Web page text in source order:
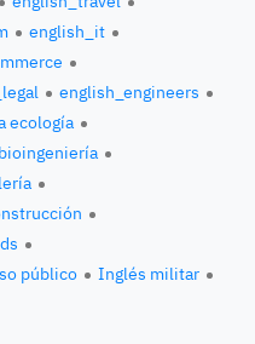
english_it
english_engineers
ecología
público
Inglés militar